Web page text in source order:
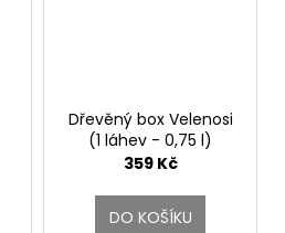
Dřevěný box Velenosi
(1 láhev - 0,75 l)
Velenosi Vini
359 Kč
DO KOŠÍKU